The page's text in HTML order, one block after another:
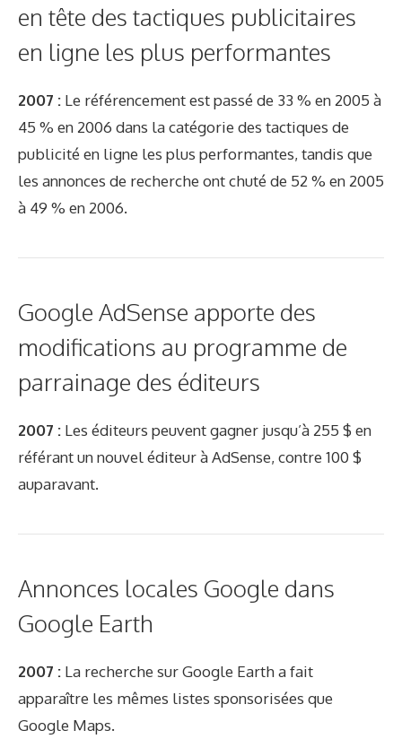
en tête des tactiques publicitaires
en ligne les plus performantes
2007 : Le référencement est passé de 33 % en 2005 à
45 % en 2006 dans la catégorie des tactiques de
publicité en ligne les plus performantes, tandis que
les annonces de recherche ont chuté de 52 % en 2005
à 49 % en 2006.
Google AdSense apporte des
modifications au programme de
parrainage des éditeurs
2007 : Les éditeurs peuvent gagner jusqu’à 255 $ en
référant un nouvel éditeur à AdSense, contre 100 $
auparavant.
Annonces locales Google dans
Google Earth
2007 : La recherche sur Google Earth a fait
apparaître les mêmes listes sponsorisées que
Google Maps.